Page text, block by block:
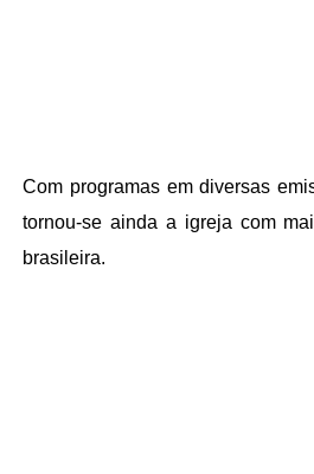
Com programas em diversas
tornou-se ainda a igreja com
brasileira.